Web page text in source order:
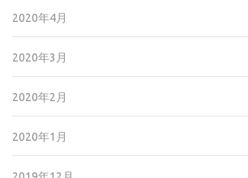
2020年4月
2020年3月
2020年2月
2020年1月